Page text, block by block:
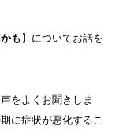
も】についてお話を
をよくお聞きしま
に症状が悪化するこ